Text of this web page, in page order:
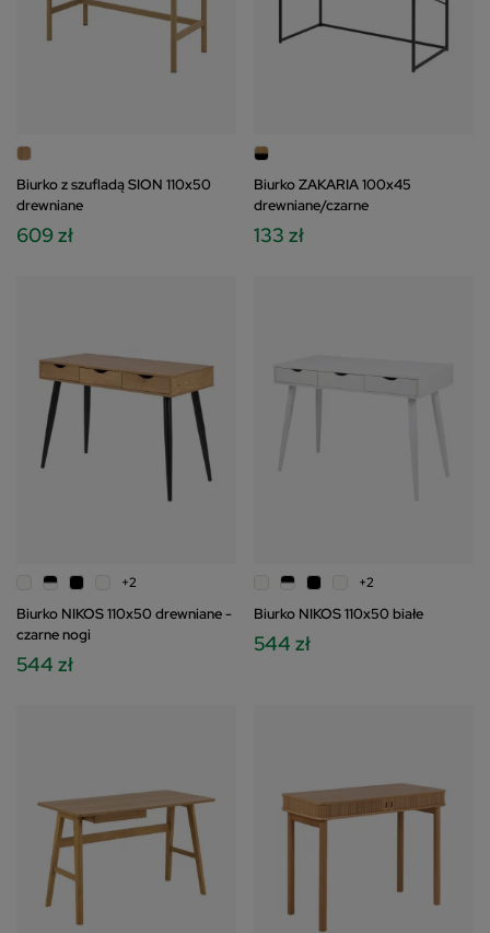
Biurko z szufladą SION 110x50
drewniane
609 zł
Biurko ZAKARIA 100x45
drewniane/czarne
133 zł
+2
Biurko NIKOS 110x50 drewniane -
czarne nogi
544 zł
+2
Biurko NIKOS 110x50 białe
544 zł